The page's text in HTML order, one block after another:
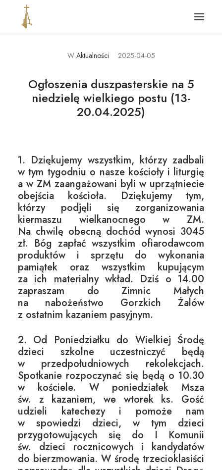
Główna
Aktualności
Parafia
Ogłoszenia i intencje
W Aktualności 2025-04-05
Ogłoszenia duszpasterskie na 5
niedzielę wielkiego postu (13-
20.04.2025)
1. Dziękujemy wszystkim, którzy zadbali
w tym tygodniu o nasze kościoły i liturgię
a w ZM zaangażowani byli w uprzątniecie
obejścia kościoła. Dziękujemy tym,
którzy podjęli się zorganizowania
kiermaszu wielkanocnego w ZM.
Na chwilę obecną dochód wynosi 3045
zł. Bóg zapłać wszystkim ofiarodawcom
produktów i sprzętu do wykonania
pamiątek oraz wszystkim kupującym
za ich materialny wkład. Dziś o 14.00
zapraszam do Zimnic Małych
na nabożeństwo Gorzkich Żalów
z ostatnim kazaniem pasyjnym.
2. Od Poniedziałku do Wielkiej Środę
dzieci szkolne uczestniczyć będą
w przedpołudniowych rekolekcjach.
Spotkanie rozpoczynać się będą o 10.30
w kościele. W poniedziałek Msza
św. z kazaniem, we wtorek ks. Gość
udzieli katechezy i pomoże nam
w spowiedzi dzieci, w tym dzieci
przygotowujących się do I Komunii
św. dzieci rocznicowych i kandydatów
do bierzmowania. W środę trzecioklasiści